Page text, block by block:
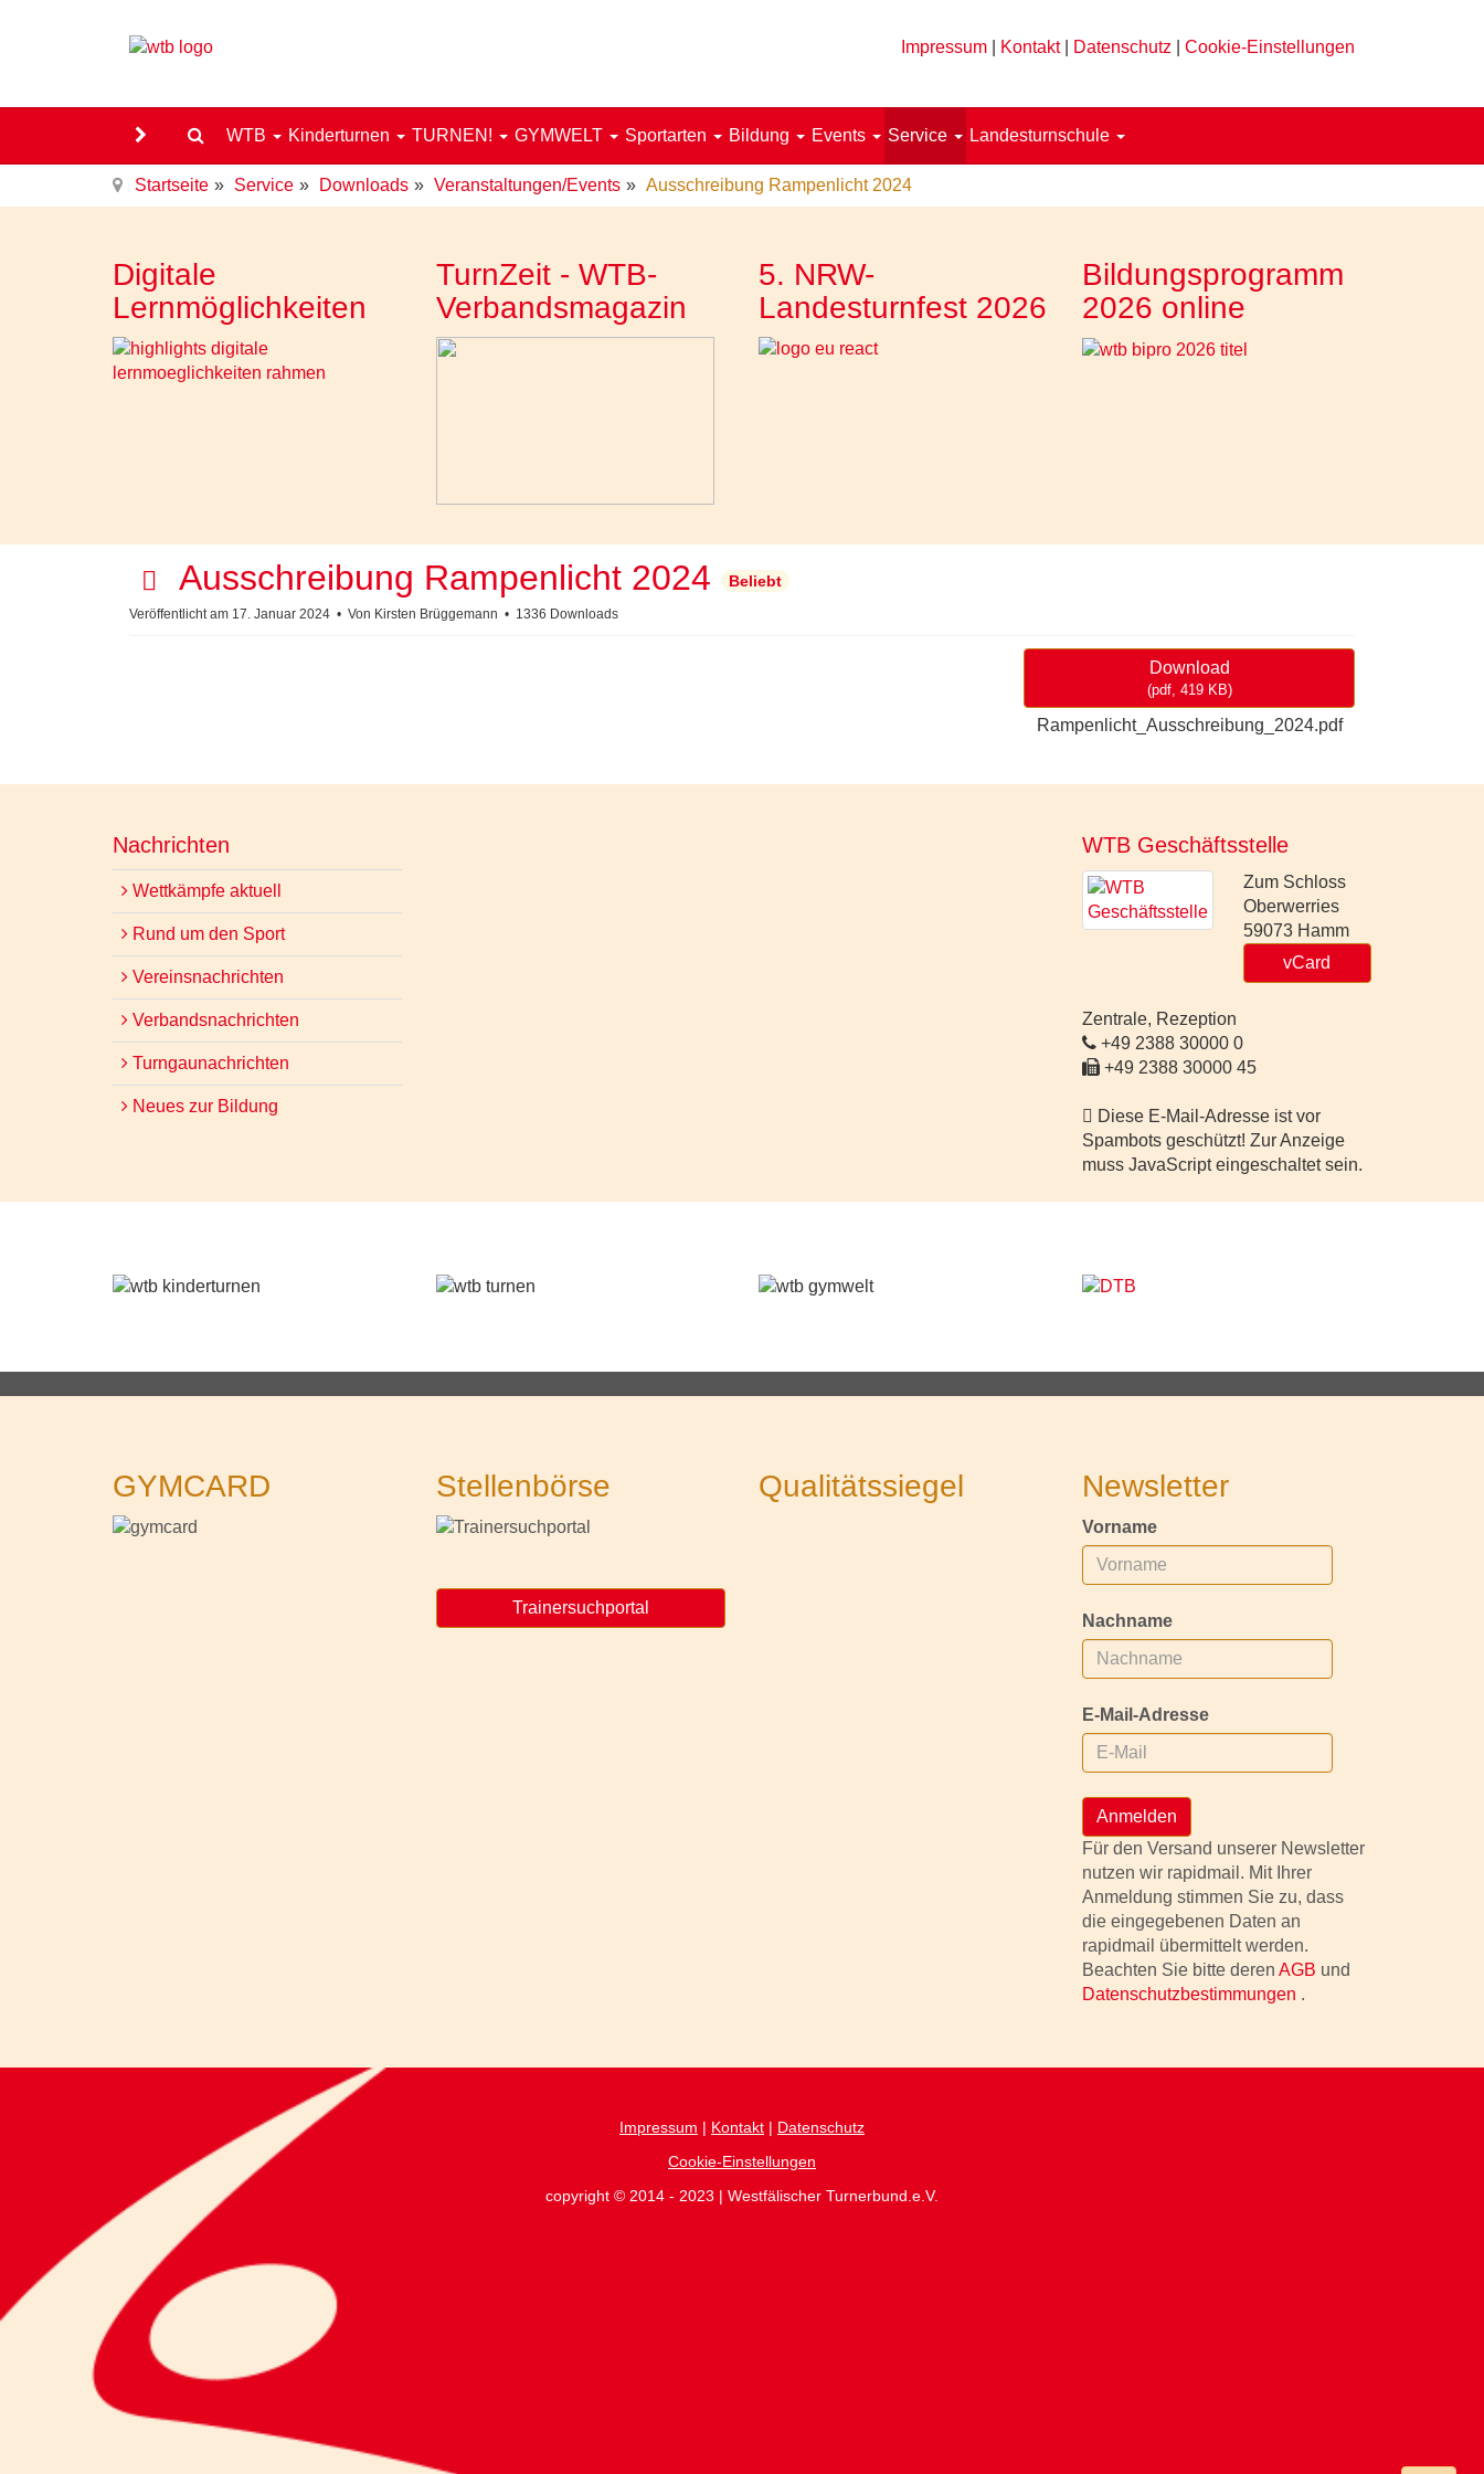
Impressum Kontakt| Datenschutz Cookie-Einstellungen
WTB Kinderturnen TURNEN! GYMWELT Sportarten Bildung Events Service Landesturnschule
Startseite Service Downloads Veranstaltungen/Events Ausschreibung Rampenlicht 2024
Digitale
Lernmöglichkeiten
TurnZeit - WTB-
Verbandsmagazin
5. NRW-
Landesturnfest 2026
Bildungsprogramm
2026 online
p
d
Ausschreibung Rampenlicht 2024 Beliebt
Veröffentlicht am 17. Januar 2024 Von Kirsten Brüggemann 1336 Downloads
Download
(pdf, 419 KB)
Rampenlicht_Ausschreibung_2024.pdf
Nachrichten
Wettkämpfe aktuell
Rund um den Sport
Vereinsnachrichten
Verbandsnachrichten
Turngaunachrichten
Neues zur Bildung
WTB Geschäftsstelle
Zum Schloss
Oberwerries
59073 Hamm
vCard
Zentrale, Rezeption
+49 2388 30000 0
+49 2388 30000 45
Diese E-Mail-Adresse ist vor
Spambots geschützt! Zur Anzeige
muss JavaScript eingeschaltet sein.
GYMCARD Stellenbörse
Trainersuchportal
Qualitätssiegel Newsletter
Vorname
Nachname
E-Mail-Adresse
Anmelden
Für den Versand unserer Newsletter
nutzen wir rapidmail. Mit Ihrer
Anmeldung stimmen Sie zu, dass
die eingegebenen Daten an
rapidmail übermittelt werden.
Beachten Sie bitte deren AGB und
Datenschutzbestimmungen .
Impressum | Kontakt | Datenschutz
Cookie-Einstellungen
copyright © 2014 - 2023 | Westfälischer Turnerbund.e.V.